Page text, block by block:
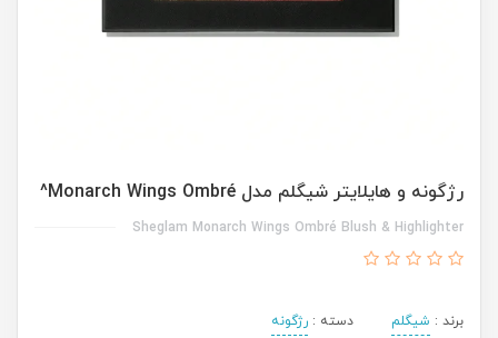
رژگونه و هایلایتر شیگلم مدل Monarch Wings Ombré^
Sheglam Monarch Wings Ombré Blush & Highlighter
برند : شیگلم دسته : رژگونه